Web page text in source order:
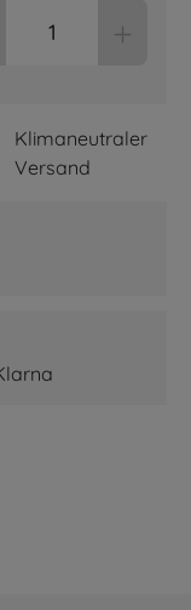
Klimaneutraler
Versand